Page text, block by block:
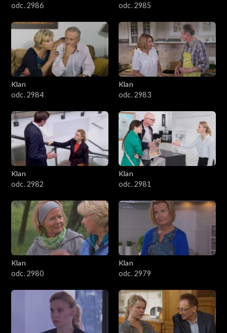
1901–2000
1801–1900
1701–1800
1601–1700
1501–1600
1401–1500
1301–1400
1201–1300
1101–1200
1001–1100
901–1000
801–900
odc. 2986
odc. 2985
Klan
odc. 2984
Klan
odc. 2983
Klan
odc. 2982
Klan
odc. 2981
Klan
odc. 2980
Klan
odc. 2979